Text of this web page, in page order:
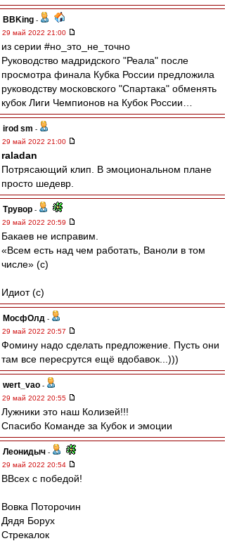
BBKing -
29 май 2022 21:00
из серии #но_это_не_точно
Руководство мадридского "Реала" после
просмотра финала Кубка России предложила
руководству московского "Спартака" обменять
кубок Лиги Чемпионов на Кубок России…
irod sm -
29 май 2022 21:00
raladan
Потрясающий клип. В эмоциональном плане
просто шедевр.
Трувор -
29 май 2022 20:59
Бакаев не исправим.
«Всем есть над чем работать, Ваноли в том
числе» (с)
Идиот (с)
МосфОлд -
29 май 2022 20:57
Фомину надо сделать предложение. Пусть они
там все пересрутся ещё вдобавок...)))
wert_vao -
29 май 2022 20:55
Лужники это наш Колизей!!!
Спасибо Команде за Кубок и эмоции
Леонидыч -
29 май 2022 20:54
ВВсех с победой!
Вовка Поторочин
Дядя Борух
Стрекалок